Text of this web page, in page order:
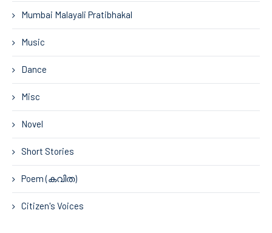
Mumbai Malayali Pratibhakal
Music
Dance
Misc
Novel
Short Stories
Poem (കവിത)
Citizen's Voices